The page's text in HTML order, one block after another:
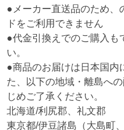
●メーカー直送品のため、
ドをご利用できません
●代金引換えでのご購入も
い。
●商品のお届けは日本国内
た、以下の地域・離島へ
じめご了承ください。
北海道/利尻郡、礼文郡
東京都/伊豆諸島（大島町